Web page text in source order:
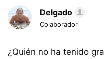
Delgado
Colaborador
¿Quién no ha tenido